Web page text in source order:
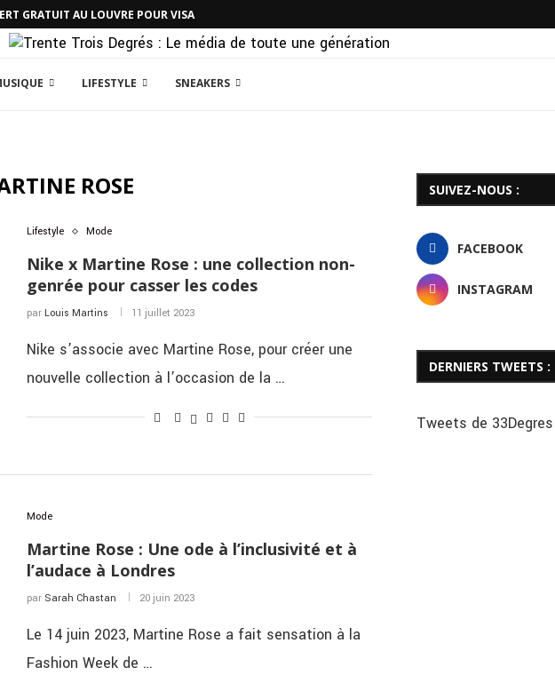
GRATUIT AU LOUVRE POUR VISA
LIFESTYLE SNEAKERS
ROSE
Lifestyle Mode
Nike x Martine Rose : une collection non-
genrée pour casser les codes
par Louis Martins 11 juillet 2023
Nike s’associe avec Martine Rose, pour créer une
nouvelle collection à l’occasion de la …
Mode
Martine Rose : Une ode à l’inclusivité et à
l’audace à Londres
par Sarah Chastan 20 juin 2023
Le 14 juin 2023, Martine Rose a fait sensation à la
Fashion Week de …
SUIVEZ-NOUS :
FACEBOOK
INSTAGRAM
DERNIERS TWEETS :
Tweets de 33Degres